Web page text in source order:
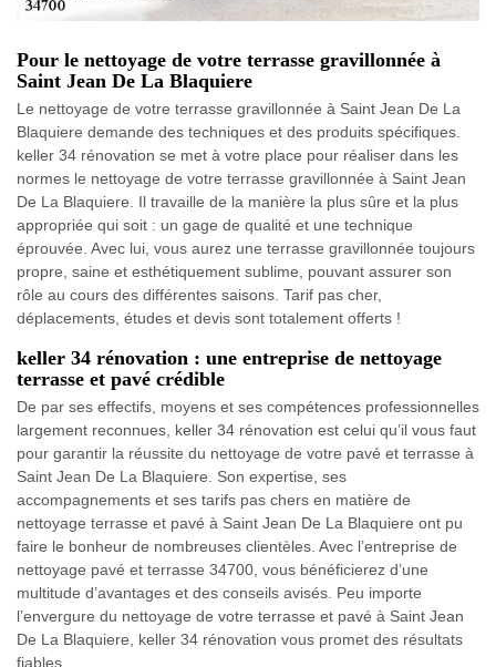
Pour le nettoyage de votre terrasse gravillonnée à
Saint Jean De La Blaquiere
Le nettoyage de votre terrasse gravillonnée à Saint Jean De La
Blaquiere demande des techniques et des produits spécifiques.
keller 34 rénovation se met à votre place pour réaliser dans les
normes le nettoyage de votre terrasse gravillonnée à Saint Jean
De La Blaquiere. Il travaille de la manière la plus sûre et la plus
appropriée qui soit : un gage de qualité et une technique
éprouvée. Avec lui, vous aurez une terrasse gravillonnée toujours
propre, saine et esthétiquement sublime, pouvant assurer son
rôle au cours des différentes saisons. Tarif pas cher,
déplacements, études et devis sont totalement offerts !
keller 34 rénovation : une entreprise de nettoyage
terrasse et pavé crédible
De par ses effectifs, moyens et ses compétences professionnelles
largement reconnues, keller 34 rénovation est celui qu’il vous faut
pour garantir la réussite du nettoyage de votre pavé et terrasse à
Saint Jean De La Blaquiere. Son expertise, ses
accompagnements et ses tarifs pas chers en matière de
nettoyage terrasse et pavé à Saint Jean De La Blaquiere ont pu
faire le bonheur de nombreuses clientèles. Avec l’entreprise de
nettoyage pavé et terrasse 34700, vous bénéficierez d’une
multitude d’avantages et des conseils avisés. Peu importe
l’envergure du nettoyage de votre terrasse et pavé à Saint Jean
De La Blaquiere, keller 34 rénovation vous promet des résultats
fiables.